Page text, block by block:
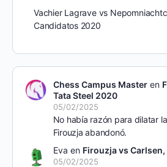
Vachier Lagrave vs
Candidatos 2020
Chess Campus Masteren
Tata Steel 2020
05/02/2025
No había razón para dilatar
Firouzja abandonó.
Eva en Firouzja vs
05/02/2025